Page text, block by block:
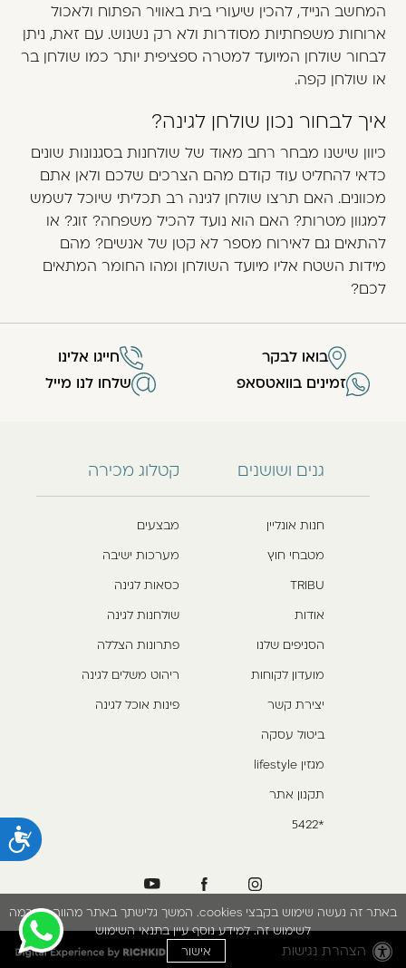
באתר זה נעשה שימוש בקבצי cookies. המשך גלישתך באתר מהווה הסכמה
לשימוש זה. למידע נוסף עיין בתנאי השימוש
אישור
המחשב הנייד, להכין שיעורי בית באוויר הפתוח ולאכול
ארוחות משפחתיות מסודרות ולא רק נשנוש. עם זאת, ניתן
לבחור שולחן המיועד למטרה ספציפית יותר כמו שולחן בר
או שולחן קפה.
איך לבחור נכון שולחן לגינה?
כיוון שישנו מבחר רחב מאוד של שולחנות בסגנונות שונים
כדאי להחליט עוד קודם מהם הצרכים שלכם ולאן אתם
מכוונים. האם תרצו שולחן לגינה רב תכליתי שיוכל לשמש
למגוון מטרות? האם הוא נועד להכיל משפחה? זוג? או
להתאים גם לאירוח מספר לא קטן של אנשים? מהם
מידות השטח אליו מיועד השולחן ומהו החומר המתאים
לכם?
גנים ושושנים
חנות אונליין
מטבחי חוץ
TRIBU
אודות
הסניפים שלנו
מועדון לקוחות
יצירת קשר
ביטול עסקה
מגזין lifestyle
תקנון אתר
*5422
קטלוג מכירה
מבצעים
מערכות ישיבה
כסאות לגינה
שולחנות לגינה
פתרונות הצללה
ריהוט משלים לגינה
פינות אוכל לגינה
בואו לבקר
חייגו אלינו
זמינים בוואטסאפ
שלחו לנו מייל
הצהרת נגישות